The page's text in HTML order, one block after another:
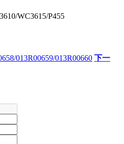
WC3615/P455
013R00659/013R00660 下一